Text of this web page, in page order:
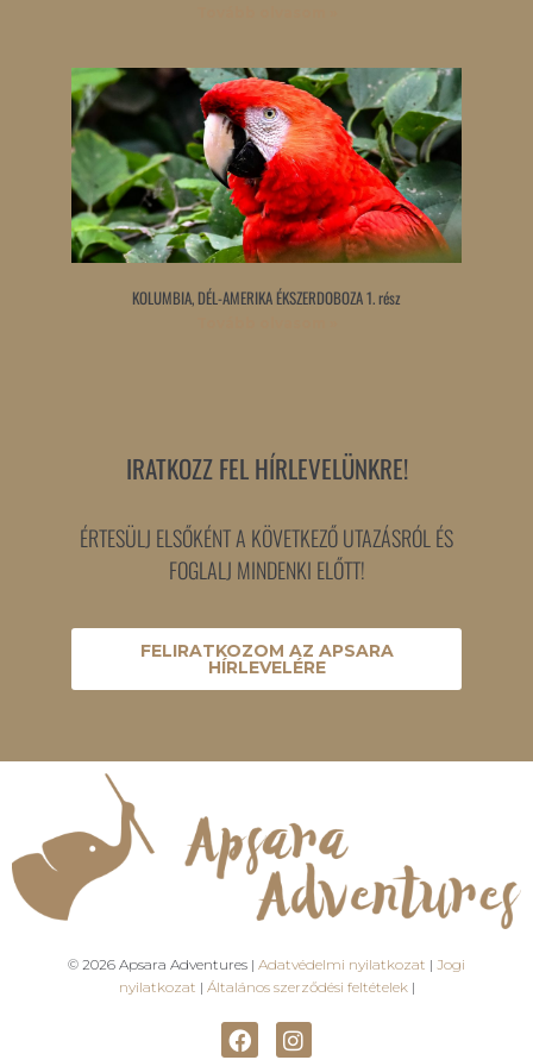
KOLUMBIA, DÉL-AMERIKA ÉKSZERDOBOZA 1. rész
IRATKOZZ FEL HÍRLEVELÜNKRE!
ÉRTESÜLJ ELSŐKÉNT A KÖVETKEZŐ UTAZÁSRÓL ÉS
FOGLALJ MINDENKI ELŐTT!
FELIRATKOZOM AZ APSARA
HÍRLEVELÉRE
© 2026 Apsara Adventures | Adatvédelmi nyilatkozat | Jogi
nyilatkozat | Általános szerződési feltételek |